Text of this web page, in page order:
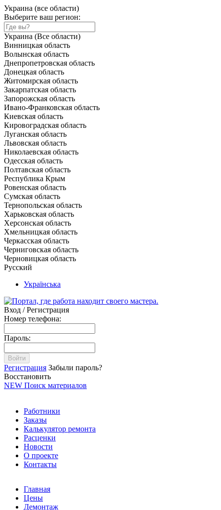
Украина (все области)
Выберите ваш регион:
Украина (Все области)
Винницкая область
Волынская область
Днепропетровская область
Донецкая область
Житомирская область
Закарпатская область
Запорожская область
Ивано-Франковская область
Киевская область
Кировоградская область
Луганская область
Львовская область
Николаевская область
Одесская область
Полтавская область
Республика Крым
Ровенская область
Сумская область
Тернопольская область
Харьковская область
Херсонская область
Хмельницкая область
Черкасская область
Черниговская область
Черновицкая область
Русский
Українська
Вход / Регистрация
Номер телефона:
Пароль:
Войти
Регистрация Забыли пароль?
Восстановить
NEW Поиск материалов
Работники
Заказы
Калькулятор ремонта
Расценки
Новости
О проекте
Контакты
Главная
Цены
Демонтаж